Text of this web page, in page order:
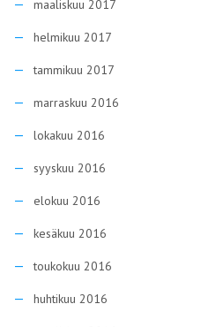
elokuu 2016
kesäkuu 2016
toukokuu 2016
huhtikuu 2016
maaliskuu 2016
helmikuu 2016
tammikuu 2016
joulukuu 2015
lokakuu 2015
syyskuu 2015